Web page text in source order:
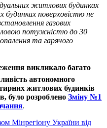
житлових будинках
поверховістю не
газових
потужністю до 30
та гарячого
викликало багато
автономного
житлових будинків
було розроблено Зміну №1
.
Мінрегіону України від